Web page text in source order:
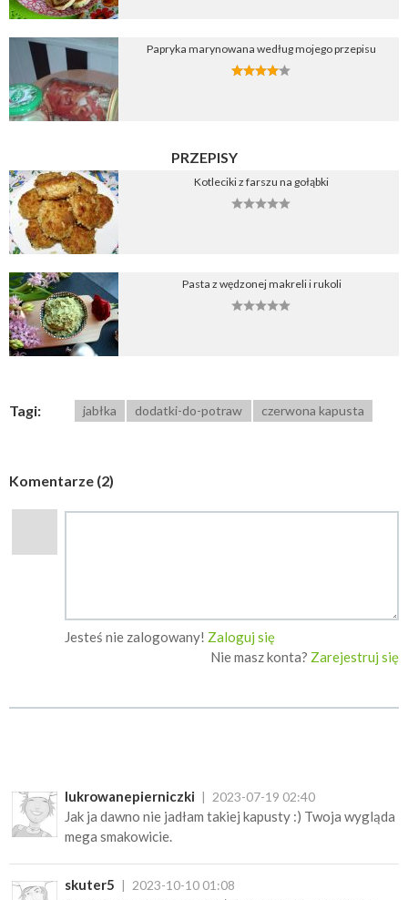
Papryka marynowana według mojego przepisu
PRZEPISY
Kotleciki z farszu na gołąbki
Pasta z wędzonej makreli i rukoli
Tagi: jabłka dodatki-do-potraw czerwona kapusta
Komentarze (2)
Jesteś nie zalogowany! Zaloguj się
Nie masz konta? Zarejestruj się
lukrowanepierniczki 2023-07-19 02:40
Jak ja dawno nie jadłam takiej kapusty :) Twoja wygląda
mega smakowicie.
skuter5 2023-10-10 01:08